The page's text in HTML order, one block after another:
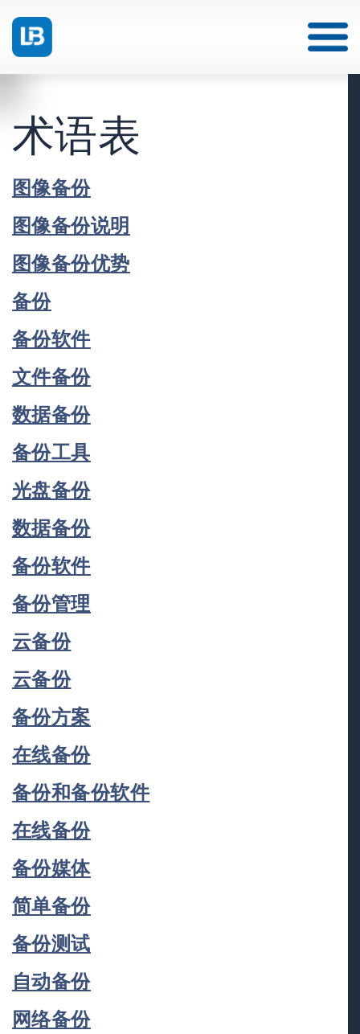
术语表
图像备份
图像备份说明
图像备份优势
备份
备份软件
文件备份
数据备份
备份工具
光盘备份
数据备份
备份软件
备份管理
云备份
云备份
备份方案
在线备份
备份和备份软件
在线备份
备份媒体
简单备份
备份测试
自动备份
网络备份